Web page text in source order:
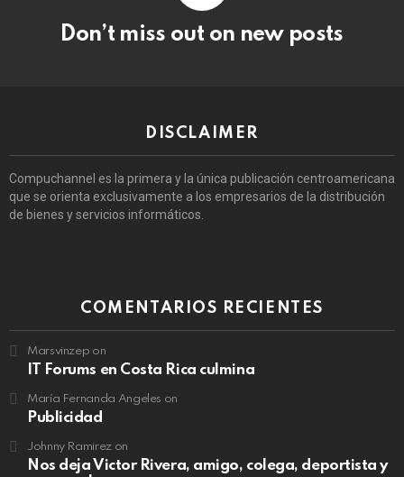
Don’t miss out on new posts
DISCLAIMER
Compuchannel es la primera y la única publicación centroamericana
que se orienta exclusivamente a los empresarios de la distribución
de bienes y servicios informáticos.
COMENTARIOS RECIENTES
Marsvinzep on
IT Forums en Costa Rica culmina
María Fernanda Angeles on
Publicidad
Johnny Ramirezon
Nos deja Victor Rivera, amigo, colega, deportista y